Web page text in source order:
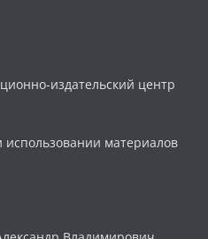
издательский центр
материалов